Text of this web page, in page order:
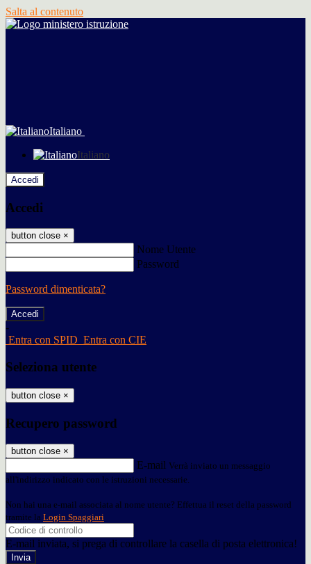
Salta al contenuto
Italiano
Italiano
Accedi
Accedi
button close ×
Nome Utente
Password
Password dimenticata?
-
Entra con SPID Entra con CIE
Seleziona utente
button close ×
Recupero password
button close ×
E-mail Verrà inviato un messaggio
all'indirizzo indicato con le istruzioni necessarie.
Non hai una e-mail associata al nome utente? Effettua il reset della password
tramite la Login Spaggiari
E-mail inviata, si prega di controllare la casella di posta elettronica!